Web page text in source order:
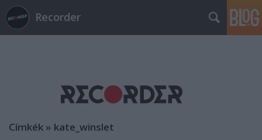
Recorder
Címkék » kate_winslet